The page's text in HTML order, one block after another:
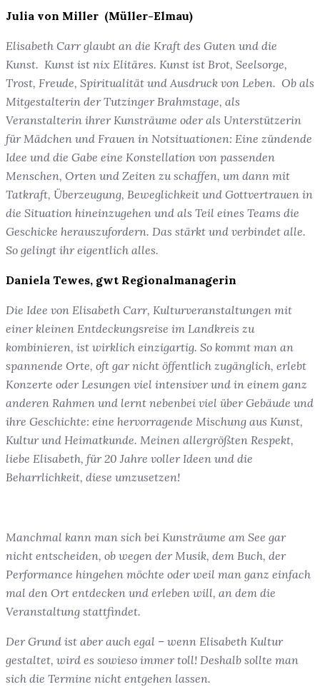
Julia von Miller (Müller-Elmau)
Elisabeth Carr glaubt an die Kraft des Guten und die
Kunst. Kunst ist nix Elitäres. Kunst ist Brot, Seelsorge,
Trost, Freude, Spiritualität und Ausdruck von Leben. Ob als
Mitgestalterin der Tutzinger Brahmstage, als
Veranstalterin ihrer Kunsträume oder als Unterstützerin
für Mädchen und Frauen in Notsituationen: Eine zündende
Idee und die Gabe eine Konstellation von passenden
Menschen, Orten und Zeiten zu schaffen, um dann mit
Tatkraft, Überzeugung, Beweglichkeit und Gottvertrauen in
die Situation hineinzugehen und als Teil eines Teams die
Geschicke herauszufordern. Das stärkt und verbindet alle.
So gelingt ihr eigentlich alles.
Daniela Tewes, gwt Regionalmanagerin
Die Idee von Elisabeth Carr, Kulturveranstaltungen mit
einer kleinen Entdeckungsreise im Landkreis zu
kombinieren, ist wirklich einzigartig. So kommt man an
spannende Orte, oft gar nicht öffentlich zugänglich, erlebt
Konzerte oder Lesungen viel intensiver und in einem ganz
anderen Rahmen und lernt nebenbei viel über Gebäude und
ihre Geschichte: eine hervorragende Mischung aus Kunst,
Kultur und Heimatkunde. Meinen allergrößten Respekt,
liebe Elisabeth, für 20 Jahre voller Ideen und die
Beharrlichkeit, diese umzusetzen!
Manchmal kann man sich bei Kunsträume am See gar
nicht entscheiden, ob wegen der Musik, dem Buch, der
Performance hingehen möchte oder weil man ganz einfach
mal den Ort entdecken und erleben will, an dem die
Veranstaltung stattfindet.
Der Grund ist aber auch egal – wenn Elisabeth Kultur
gestaltet, wird es sowieso immer toll! Deshalb sollte man
sich die Termine nicht entgehen lassen.